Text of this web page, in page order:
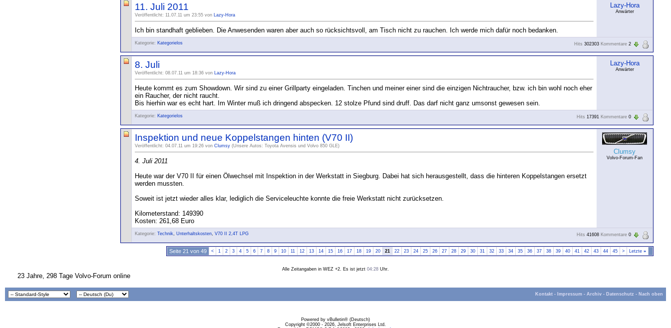
11. Juli 2011
Veröffentlicht: 11.07.11 um 23:55 von Lazy-Hora
Ich bin standhaft geblieben. Die Anwesenden waren aber auch so rücksichtsvoll, am Tisch nicht zu rauchen. Ich werde mich dafür noch bedanken.
Lazy-Hora
Anwärter
Kategorie: Kategorielos Hits 302303 Kommentare 2
8. Juli
Veröffentlicht: 08.07.11 um 18:36 von Lazy-Hora
Heute kommt es zum Showdown. Wir sind zu einer Grillparty eingeladen. Tinchen und meiner einer sind die einzigen Nichtraucher, bzw. ich bin wohl noch eher
ein Raucher, der nicht raucht.
Bis hierhin war es echt hart. Im Winter muß ich dringend abspecken. 12 stolze Pfund sind druff. Das darf nicht ganz umsonst gewesen sein.
Lazy-Hora
Anwärter
Kategorie: Kategorielos Hits 17391 Kommentare 0
Inspektion und neue Koppelstangen hinten (V70 II)
Veröffentlicht: 04.07.11 um 19:26 von Clumsy (Unsere Autos: Toyota Avensis und Volvo 850 GLE)
4. Juli 2011
Heute war der V70 II für einen Ölwechsel mit Inspektion in der Werkstatt in Siegburg. Dabei hat sich herausgestellt, dass die hinteren Koppelstangen ersetzt
werden mussten.
Soweit ist jetzt wieder alles klar, lediglich die Serviceleuchte konnte die freie Werkstatt nicht zurücksetzen.
Kilometerstand: 149390
Kosten: 261,68 Euro
Clumsy
Volvo-Forum-Fan
Kategorie: Technik, Unterhaltskosten, V70 II 2,4T LPG Hits 41608 Kommentare 0
Seite 21 von 49 < 1 2 3 4 5 6 7 8 9 10 11 12 13 14 15 16 17 18 19 20 21 22 23 24 25 26 27 28 29 30 31 32 33 34 35 36 37 38 39 40 41 42 43 44 45 > Letzte »
Alle Zeitangaben in WEZ +2. Es ist jetzt 04:28 Uhr.
23 Jahre, 298 Tage Volvo-Forum online
Kontakt - Impressum - Archiv - Datenschutz - Nach oben
Powered by vBulletin® (Deutsch)
Copyright ©2000 - 2026, Jelsoft Enterprises Ltd.